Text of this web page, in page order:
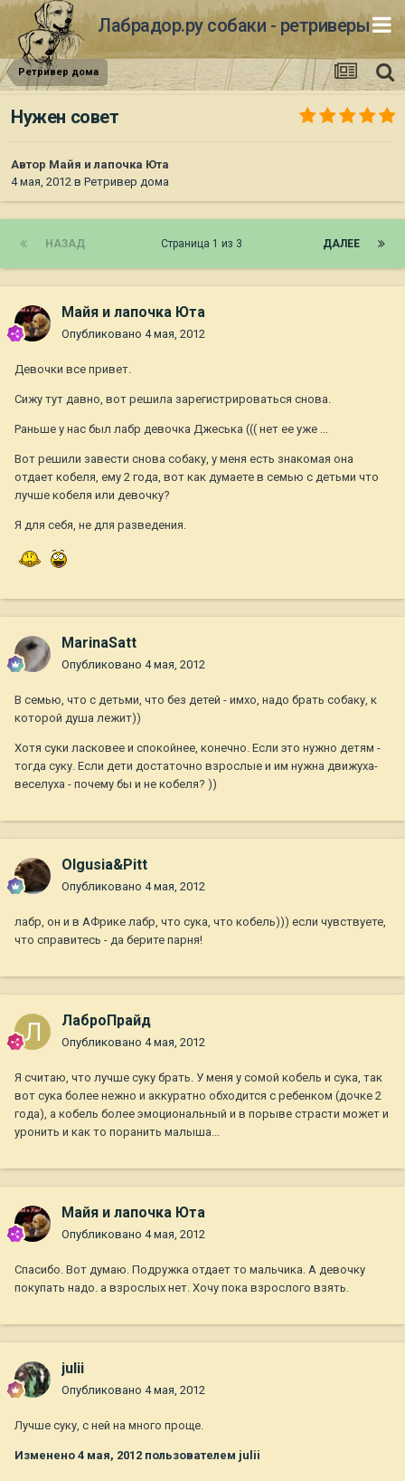
Лабрадор.ру собаки - ретриверы
Ретривер дома
Нужен совет
Автор Майя и лапочка Юта
4 мая, 2012 в Ретривер дома
НАЗАД ДАЛЕЕ
Страница 1 из 3
Майя и лапочка Юта
Опубликовано 4 мая, 2012
Девочки все привет.
Сижу тут давно, вот решила зарегистрироваться снова.
Раньше у нас был лабр девочка Джеська ((( нет ее уже ...
Вот решили завести снова собаку, у меня есть знакомая она
отдает кобеля, ему 2 года, вот как думаете в семью с детьми что
лучше кобеля или девочку?
Я для себя, не для разведения.
MarinaSatt
Опубликовано 4 мая, 2012
В семью, что с детьми, что без детей - имхо, надо брать собаку, к
которой душа лежит))
Хотя суки ласковее и спокойнее, конечно. Если это нужно детям -
тогда суку. Если дети достаточно взрослые и им нужна движуха-
веселуха - почему бы и не кобеля? ))
Olgusia&Pitt
Опубликовано 4 мая, 2012
лабр, он и в АФрике лабр, что сука, что кобель))) если чувствуете,
что справитесь - да берите парня!
ЛаброПрайд
Опубликовано 4 мая, 2012
Я считаю, что лучше суку брать. У меня у сомой кобель и сука, так
вот сука более нежно и аккуратно обходится с ребенком (дочке 2
года), а кобель более эмоциональный и в порыве страсти может и
уронить и как то поранить малыша...
Майя и лапочка Юта
Опубликовано 4 мая, 2012
Спасибо. Вот думаю. Подружка отдает то мальчика. А девочку
покупать надо. а взрослых нет. Хочу пока взрослого взять.
julii
Опубликовано 4 мая, 2012
Лучше суку, с ней на много проще.
Изменено 4 мая, 2012 пользователем julii